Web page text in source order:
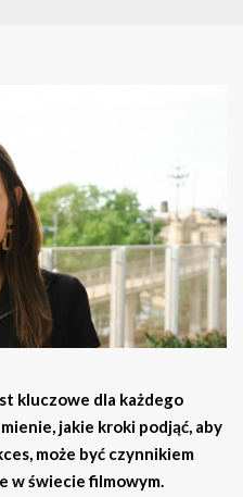
kluczowe dla każdego
jakie kroki podjąć, aby
może być czynnikiem
w świecie filmowym.